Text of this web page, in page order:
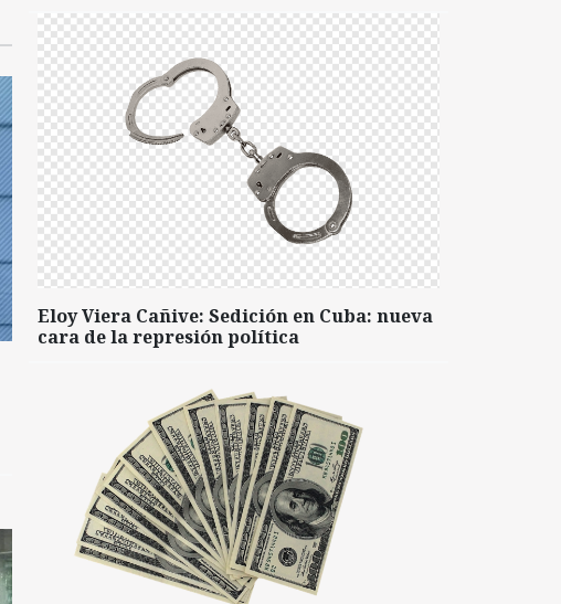
Eloy Viera Cañive: Sedición en Cuba: nueva
cara de la represión política